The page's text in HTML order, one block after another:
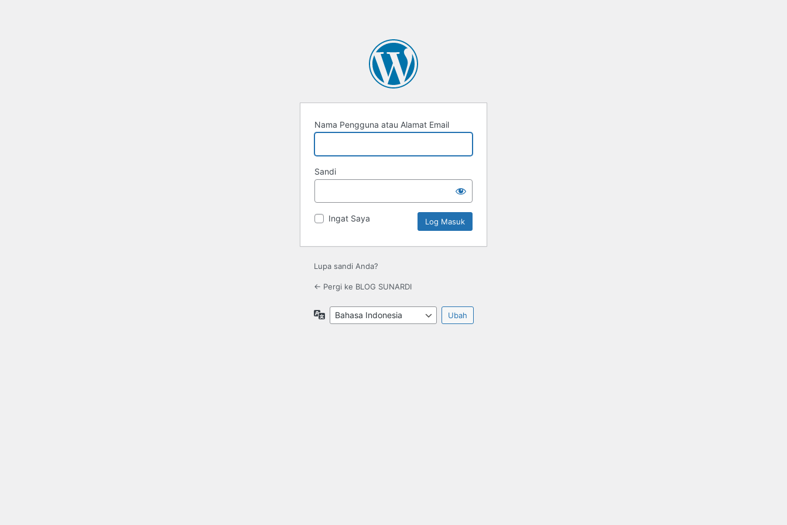
Nama Pengguna atau Alamat Email
Sandi
Ingat Saya
Lupa sandi Anda?
← Pergi ke BLOG SUNARDI
Bahasa